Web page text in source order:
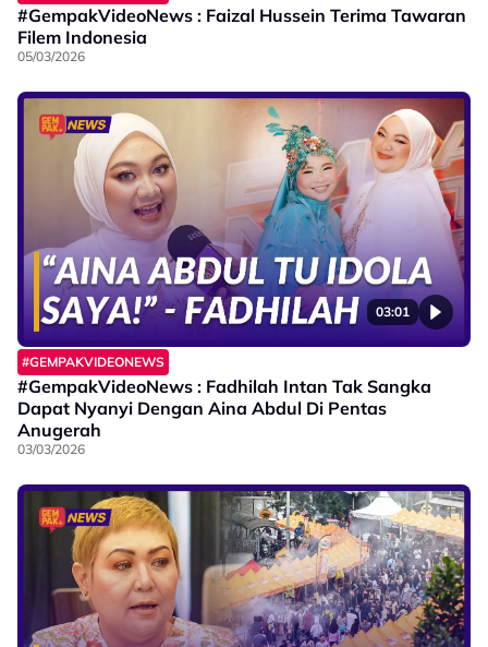
#GempakVideoNews : Faizal Hussein Terima Tawaran
Filem Indonesia
05/03/2026
03:01
#GEMPAKVIDEONEWS
#GempakVideoNews : Fadhilah Intan Tak Sangka
Dapat Nyanyi Dengan Aina Abdul Di Pentas
Anugerah
03/03/2026